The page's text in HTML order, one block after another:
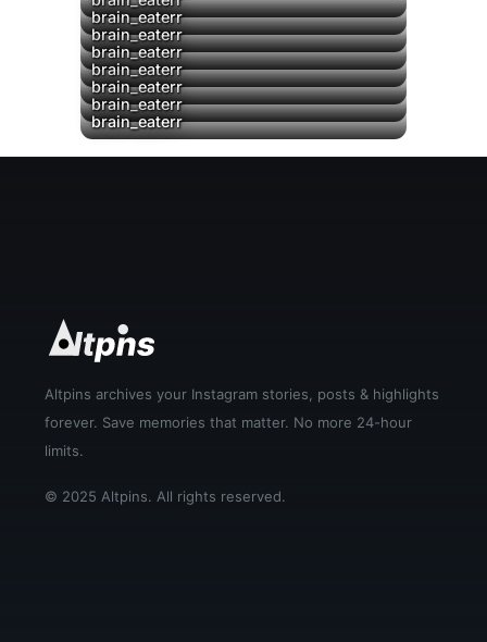
brain_eaterr
brain_eaterr
brain_eaterr
brain_eaterr
brain_eaterr
brain_eaterr
brain_eaterr
Altpins archives your Instagram stories, posts & highlights
forever. Save memories that matter. No more 24-hour
limits.
© 2025 Altpins. All rights reserved.